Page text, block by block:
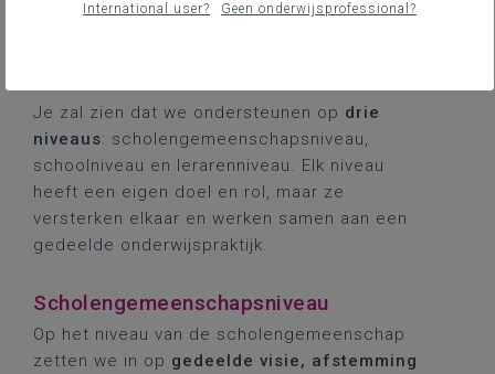
verbindingspersoon kan je helpen om de
Je zal zien dat we ondersteunen op drie
niveaus: scholengemeenschapsniveau,
schoolniveau en lerarenniveau. Elk niveau
heeft een eigen doel en rol, maar ze
versterken elkaar en werken samen aan een
gedeelde onderwijspraktijk.
Scholengemeenschapsniveau
Op het niveau van de scholengemeenschap
zetten we in op gedeelde visie, afstemming
International user? Geen onderwijsprofessional?